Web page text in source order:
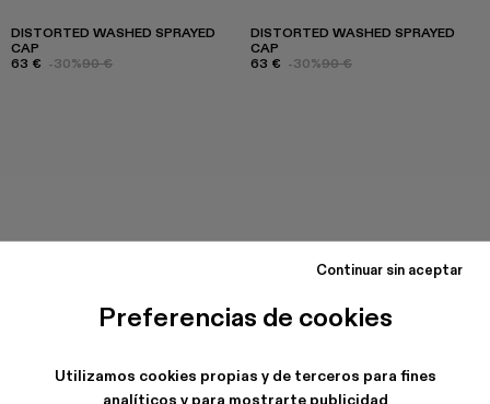
Preferencias de cookies
Utilizamos cookies propias y de terceros para fines
analíticos y para mostrarte publicidad
Continuar sin aceptar
DISTORTED WASHED SPRAYED
CAP
63 € -30%90 €
DISTORTED WASHED SPRAYED
CAP
63 € -30%90 €